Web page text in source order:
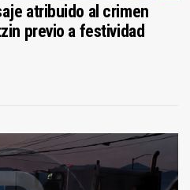
atribuido al crimen
previo a festividad